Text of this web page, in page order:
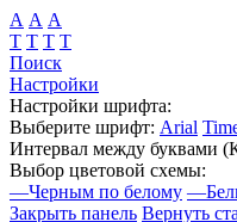
А А А
Т Т Т Т
Поиск
Настройки
Настройки шрифта:
Выберите шрифт: Arial
Интервал между буквами
Выбор цветовой схемы:
—Черным по белому —
Закрыть панель Вернуть